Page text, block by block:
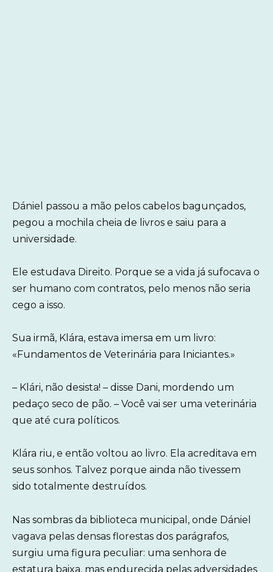
Dániel passou a mão pelos cabelos bagunçados,
pegou a mochila cheia de livros e saiu para a
universidade.
Ele estudava Direito. Porque se a vida já sufocava o
ser humano com contratos, pelo menos não seria
cego a isso.
Sua irmã, Klára, estava imersa em um livro:
«Fundamentos de Veterinária para Iniciantes.»
– Klári, não desista! – disse Dani, mordendo um
pedaço seco de pão. – Você vai ser uma veterinária
que até cura políticos.
Klára riu, e então voltou ao livro. Ela acreditava em
seus sonhos. Talvez porque ainda não tivessem
sido totalmente destruídos.
Nas sombras da biblioteca municipal, onde Dániel
vagava pelas densas florestas dos parágrafos,
surgiu uma figura peculiar: uma senhora de
estatura baixa, mas endurecida pelas adversidades